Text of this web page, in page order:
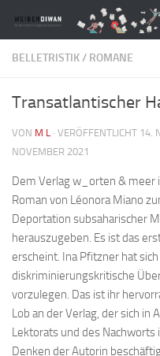
Zum Inhalt springen
BELLETRISTIK/ ROMANE
Transatlantischer
VON M L · VERÖFFENTLICHT 14.
NOVEMBER 2021
Dem Verlag w_orten & meer
Roman von Léonora Miano
Deportation subsaharischer
herauszugeben. Es ist das
erscheint. Ina Pfitzner hat
diskriminierungskritische
vorzulegen. Das ist ihr
Lob an der Verlag, der sich in
Lektorats und des
Denken der Autorin